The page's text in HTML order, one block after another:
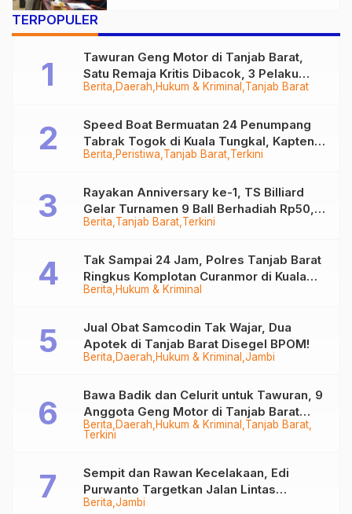
TERPOPULER
Berita Daerah Hukum & Kriminal Tanjab Barat
Tawuran Geng Motor di Tanjab Barat,
Satu Remaja Kritis Dibacok, 3 Pelaku
Ditangkap
Berita Peristiwa Tanjab Barat Terkini
Speed Boat Bermuatan 24 Penumpang
Tabrak Togok di Kuala Tungkal, Kapten
Sempat Hilang
Berita Tanjab Barat Terkini
Rayakan Anniversary ke-1, TS Billiard
Gelar Turnamen 9 Ball Berhadiah Rp50,8
Juta
Berita Hukum & Kriminal
Tak Sampai 24 Jam, Polres Tanjab Barat
Ringkus Komplotan Curanmor di Kuala
Tungkal
Berita Daerah Hukum & Kriminal Jambi
Jual Obat Samcodin Tak Wajar, Dua
Apotek di Tanjab Barat Disegel BPOM!
Berita Daerah Hukum & Kriminal Tanjab Barat
Terkini
Bawa Badik dan Celurit untuk Tawuran, 9
Anggota Geng Motor di Tanjab Barat
Diringkus
Berita Jambi
Sempit dan Rawan Kecelakaan, Edi
Purwanto Targetkan Jalan Lintas
Tungkal-Jambi Mulus di 2028